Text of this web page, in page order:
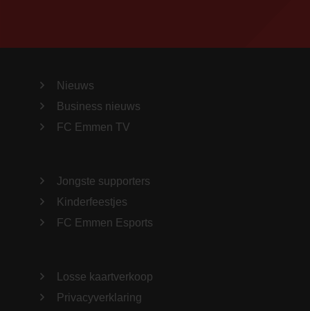
Nieuws
Business nieuws
FC Emmen TV
Jongste supporters
Kinderfeestjes
FC Emmen Esports
Losse kaartverkoop
Privacyverklaring